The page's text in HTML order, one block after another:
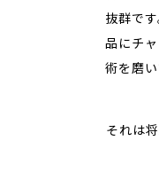
抜群で
品にチ
術を磨い
――それは